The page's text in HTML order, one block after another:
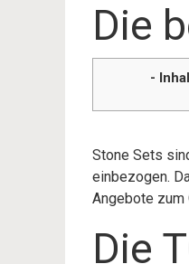
Die
-
Stone Sets
einbezogen.
Angebote zum
Die